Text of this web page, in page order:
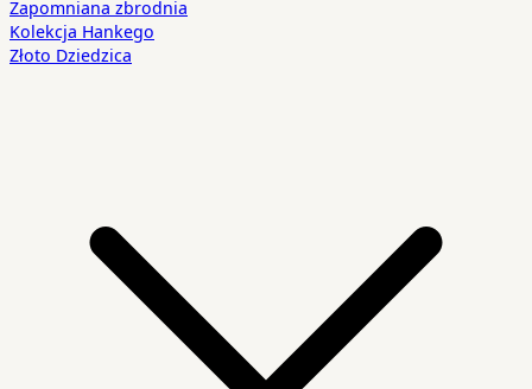
Zapomniana zbrodnia
Kolekcja Hankego
Złoto Dziedzica